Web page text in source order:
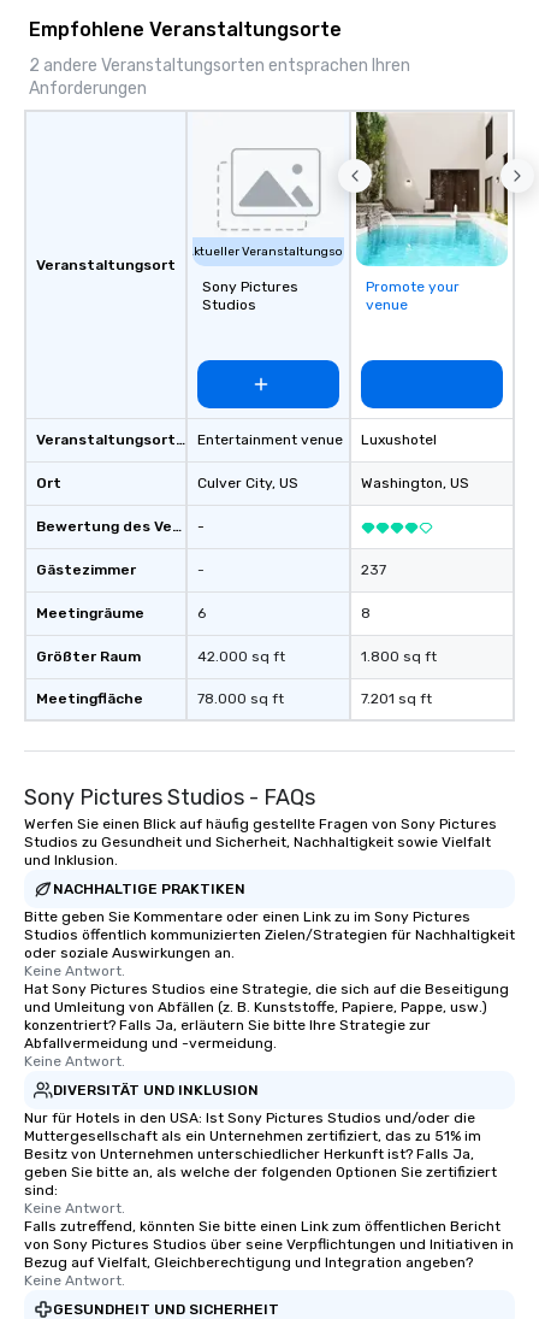
Empfohlene Veranstaltungsorte
2 andere Veranstaltungsorten entsprachen Ihren
Anforderungen
Veranstaltungsort
Veranstaltungsortstyp
Ort
Bewertung des Veranstaltungsortes
Gästezimmer
Meetingräume
Größter Raum
Meetingfläche
Aktueller Veranstaltungsort
Sony Pictures
Studios
Entertainment venue
Culver City, US
-
-
6
42.000 sq ft
78.000 sq ft
Promote your
venue
Luxushotel
Washington, US
237
8
1.800 sq ft
7.201 sq ft
Sony Pictures Studios - FAQs
Werfen Sie einen Blick auf häufig gestellte Fragen von Sony Pictures
Studios zu Gesundheit und Sicherheit, Nachhaltigkeit sowie Vielfalt
und Inklusion.
NACHHALTIGE PRAKTIKEN
Bitte geben Sie Kommentare oder einen Link zu im Sony Pictures
Studios öffentlich kommunizierten Zielen/Strategien für Nachhaltigkeit
oder soziale Auswirkungen an.
Keine Antwort.
Hat Sony Pictures Studios eine Strategie, die sich auf die Beseitigung
und Umleitung von Abfällen (z. B. Kunststoffe, Papiere, Pappe, usw.)
konzentriert? Falls Ja, erläutern Sie bitte Ihre Strategie zur
Abfallvermeidung und -vermeidung.
Keine Antwort.
DIVERSITÄT UND INKLUSION
Nur für Hotels in den USA: Ist Sony Pictures Studios und/oder die
Muttergesellschaft als ein Unternehmen zertifiziert, das zu 51% im
Besitz von Unternehmen unterschiedlicher Herkunft ist? Falls Ja,
geben Sie bitte an, als welche der folgenden Optionen Sie zertifiziert
sind:
Keine Antwort.
Falls zutreffend, könnten Sie bitte einen Link zum öffentlichen Bericht
von Sony Pictures Studios über seine Verpflichtungen und Initiativen in
Bezug auf Vielfalt, Gleichberechtigung und Integration angeben?
Keine Antwort.
GESUNDHEIT UND SICHERHEIT